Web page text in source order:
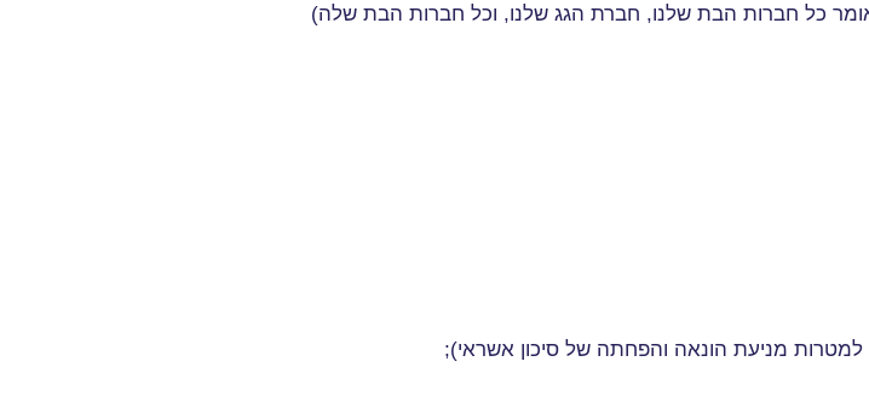
כל חברות הבת שלנו, חברת הגג שלנו, וכל חברות הבת שלה)
מניעת הונאה והפחתה של סיכון אשראי);